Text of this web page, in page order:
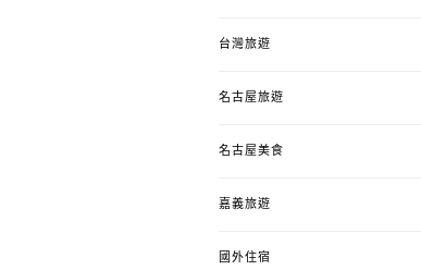
台灣旅遊
名古屋旅遊
名古屋美食
嘉義旅遊
國外住宿